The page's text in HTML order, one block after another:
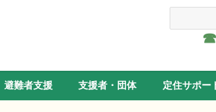
☎
避難者支援 支援者・団体 定住サポー